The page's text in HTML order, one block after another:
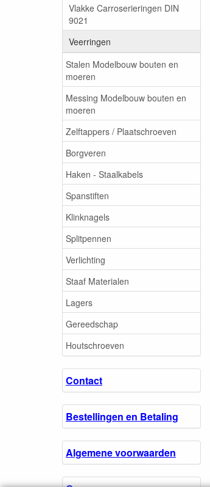
Vlakke Carroserieringen DIN
9021
Veerringen
Stalen Modelbouw bouten en
moeren
Messing Modelbouw bouten en
moeren
Zelftappers / Plaatschroeven
Borgveren
Haken - Staalkabels
Spanstiften
Klinknagels
Splitpennen
Verlichting
Staaf Materialen
Lagers
Gereedschap
Houtschroeven
Contact
Bestellingen en Betaling
Algemene voorwaarden